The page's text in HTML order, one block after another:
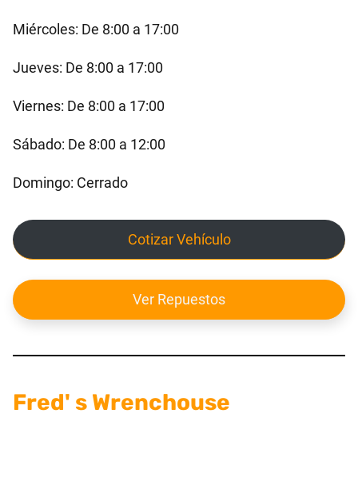
Miércoles: De 8:00 a 17:00
Jueves: De 8:00 a 17:00
Viernes: De 8:00 a 17:00
Sábado: De 8:00 a 12:00
Domingo: Cerrado
Cotizar Vehículo
Ver Repuestos
Fred' s Wrenchouse